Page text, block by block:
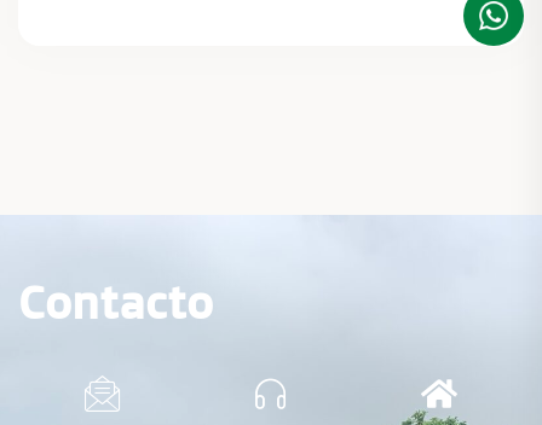
Contacto